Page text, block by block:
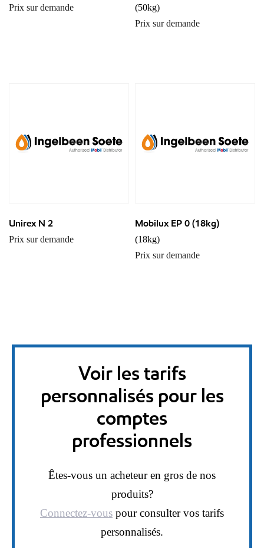
Prix sur demande
(50kg)
Prix sur demande
Unirex N 2
Prix sur demande
Mobilux EP 0 (18kg)
(18kg)
Prix sur demande
Voir les tarifs
personnalisés pour les
comptes
professionnels
Êtes-vous un acheteur en gros de nos
produits?
Connectez-vous pour consulter vos tarifs
personnalisés.